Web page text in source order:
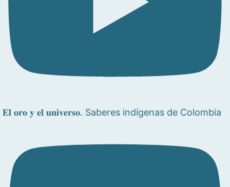
𝐄𝐥 𝐨𝐫𝐨 𝐲 𝐞𝐥 𝐮𝐧𝐢𝐯𝐞𝐫𝐬𝐨. Saberes indígenas de Colombia